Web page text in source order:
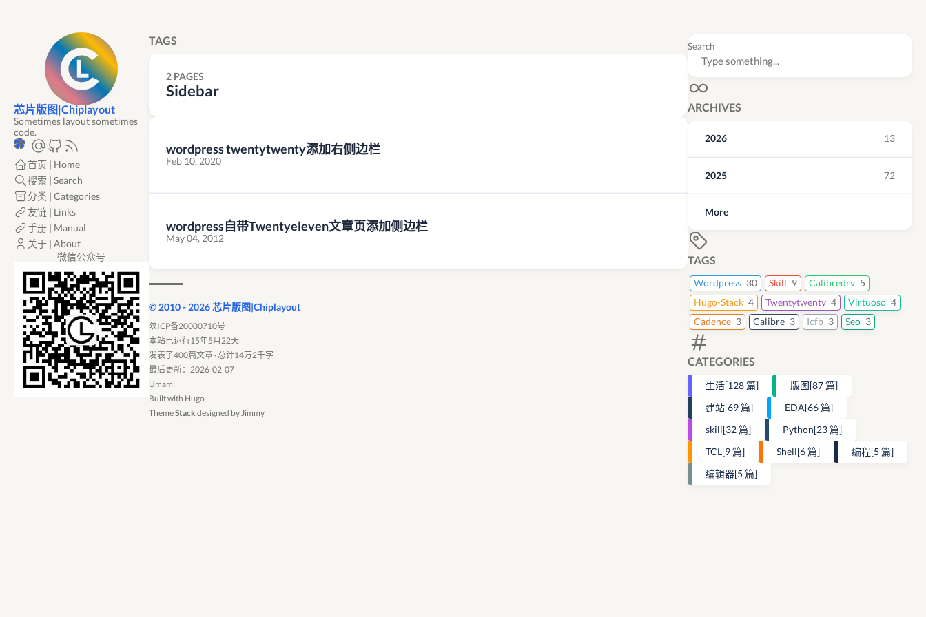
芯片版图|Chiplayout
Sometimes layout sometimes
code.
首页 | Home
搜索 | Search
分类 | Categories
友链 | Links
手册 | Manual
关于 | About
微信公众号
Search
ARCHIVES
2026 13
2025 72
More
TAGS
Wordpress 30 Skill 9 Calibredrv 5
Hugo-Stack 4 Twentytwenty 4 Virtuoso 4
Cadence 3 Calibre 3 Icfb 3 Seo 3
CATEGORIES
生活[128 篇] 版图[87 篇]
建站[69 篇] EDA[66 篇]
skill[32 篇] Python[23 篇]
TCL[9 篇] Shell[6 篇] 编程[5 篇]
编辑器[5 篇]
TAGS
2 PAGES
Sidebar
wordpress twentytwenty添加右侧边栏
Feb 10, 2020
wordpress自带Twentyeleven文章页添加侧边栏
May 04, 2012
© 2010 - 2026 芯片版图|Chiplayout
陕ICP备20000710号
本站已运行15年5月22天
发表了400篇文章 · 总计14万2千字
最后更新：2026-02-07
Umami
Built with Hugo
ThemeStack designed by Jimmy